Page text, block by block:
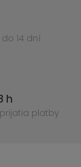
14 dní
h
platby